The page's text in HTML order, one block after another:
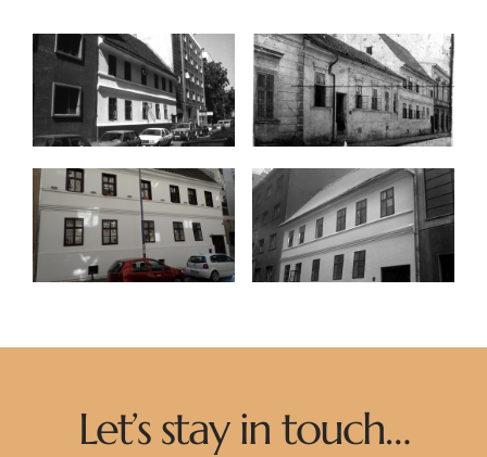
Let’s stay in touch…